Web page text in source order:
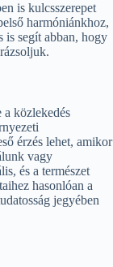
is kulcsszerepet
harmóniánkhoz,
is segít abban, hogy
a közlekedés
érzés lehet, amikor
vagy
és a természet
hasonlóan a
jegyében